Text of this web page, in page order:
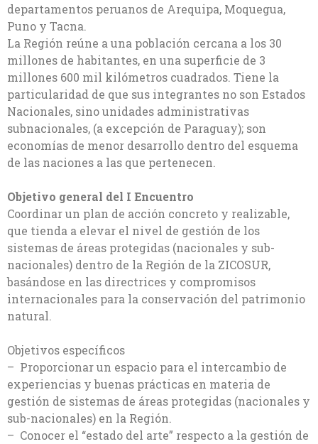
departamentos peruanos de Arequipa, Moquegua,
Puno y Tacna.
La Región reúne a una población cercana a los 30
millones de habitantes, en una superficie de 3
millones 600 mil kilómetros cuadrados. Tiene la
particularidad de que sus integrantes no son Estados
Nacionales, sino unidades administrativas
subnacionales, (a excepción de Paraguay); son
economías de menor desarrollo dentro del esquema
de las naciones a las que pertenecen.
Objetivo general del I Encuentro
Coordinar un plan de acción concreto y realizable,
que tienda a elevar el nivel de gestión de los
sistemas de áreas protegidas (nacionales y sub-
nacionales) dentro de la Región de la ZICOSUR,
basándose en las directrices y compromisos
internacionales para la conservación del patrimonio
natural.
Objetivos específicos
– Proporcionar un espacio para el intercambio de
experiencias y buenas prácticas en materia de
gestión de sistemas de áreas protegidas (nacionales y
sub-nacionales) en la Región.
– Conocer el “estado del arte” respecto a la gestión de